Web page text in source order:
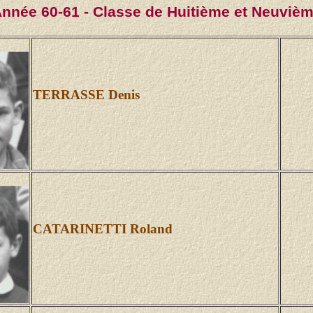
60-61 - Classe de Huitième et
TERRASSE Denis
CATARINETTI Roland